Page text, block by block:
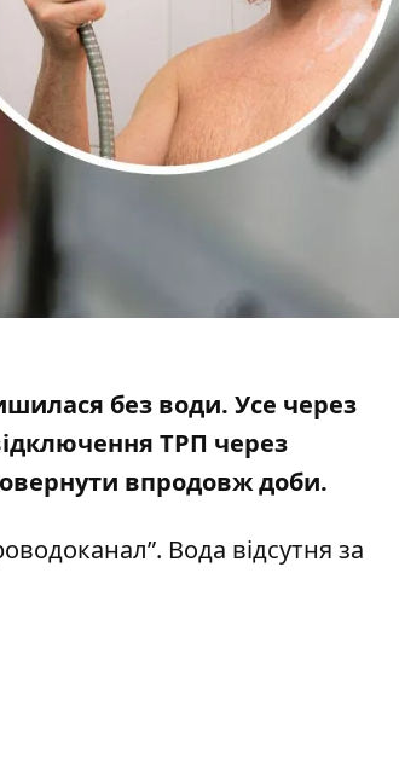
без води. Усе через
ТРП через
впродовж доби.
. Вода відсутня за